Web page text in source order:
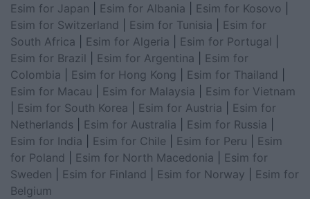
Esim for Japan
Esim for Albania Esim for Kosovo
Esim for Switzerland
Esim for Tunisia
Esim for
South Africa
Esim for Algeria Esim for Portugal
Esim for Brazil
Esim for Argentina
Esim for
Colombia
Esim for Hong Kong Esim for Thailand
Esim for Macau
Esim for Malaysia
Esim for Vietnam
Esim for South Korea Esim for Austria
Esim for
Netherlands
Esim for Australia Esim for Russia
Esim for India
Esim for Chile Esim for Peru
Esim
for Poland
Esim for North Macedonia
Esim for
Sweden
Esim for Finland Esim for Norway
Esim for
Belgium